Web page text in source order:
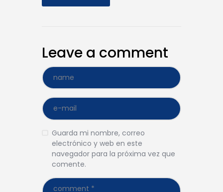
Leave a comment
Guarda mi nombre, correo
electrónico y web en este
navegador para la próxima vez que
comente.